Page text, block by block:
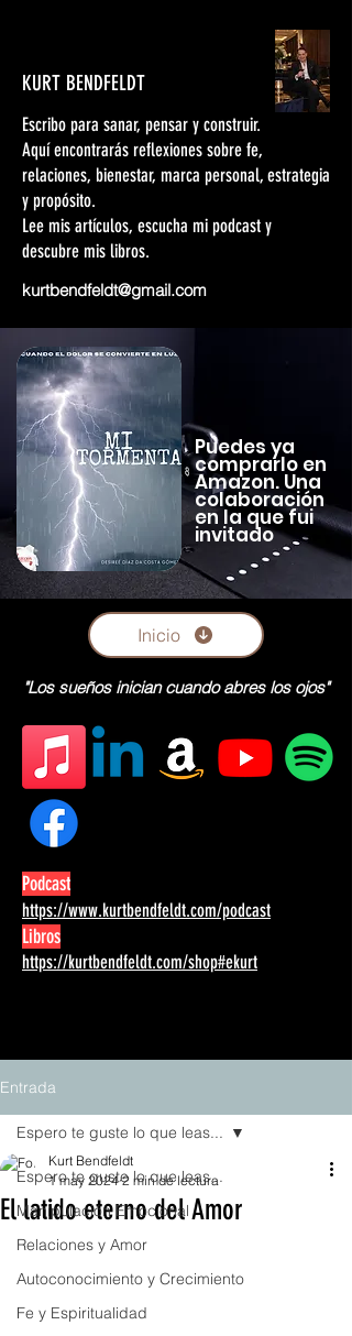
KURT BENDFELDT
Escribo para sanar, pensar y construir.
Aquí encontrarás reflexiones sobre fe,
relaciones, bienestar, marca personal, estrategia
y propósito.
Lee mis artículos, escucha mi podcast y
descubre mis libros.
kurtbendfeldt@gmail.com
Puedes ya
comprarlo en
Amazon. Una
colaboración
en la que fui
invitado
Inicio
"Los sueños inician cuando abres los ojos"
Podcast
https://www.kurtbendfeldt.com/podcast
Libros
https://kurtbendfeldt.com/shop#ekurt
Entrada
Espero te guste lo que leas...
Manipulación Emocional
Relaciones y Amor
Autoconocimiento y Crecimiento
Fe y Espiritualidad
Espero te guste lo que leas...
El latido eterno del Amor
Kurt Bendfeldt
1 may 2024 2 min de lectura